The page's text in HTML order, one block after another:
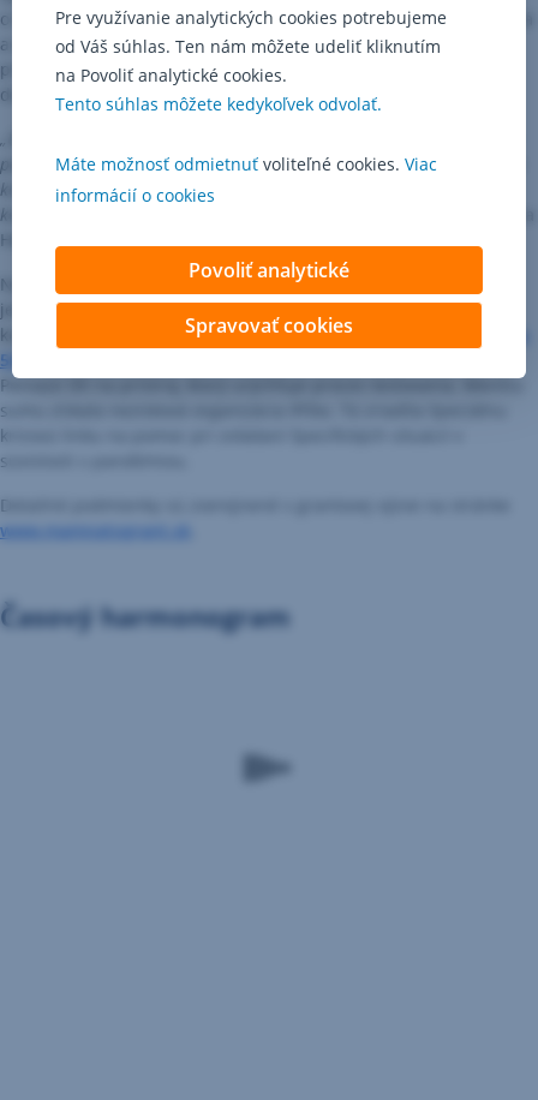
o ňu rovnocenne bojovať neziskové organizácie, ale aj školy, mestá
a obce. Projekt musí obsahovať konkrétne aktivity a inovatívne
prvky. Mal by byť užitočný pre širšiu komunitu, prípadne zapojiť
dobrovoľníkov.
„Úloha komunít je nesmierne dôležitá. Dnes viac, ako inokedy. V čase
pandémie, kedy je sociálny život značne limitovaný, má práve miestna
komunita moc zomknúť sa a pomáhať. Či už poskytnutím sociálneho
kontaktu alebo jednoduchou asistenciou pri nákupe,“
Henterová.
Nadácia najväčšej slovenskej banky ešte v apríli vyčlenila dar
jeden milión eur na pomoc v boji s pandémiou koronavírusu. Po
konzultácii s vtedajším permanentným krízovým štábom
500 tisíc eur Biomedicínskemu centru
Peniaze išli na prístroj, ktorý urýchľuje proces testovania. Menšiu
sumu získala nezisková organizácia IPčko. Tá zriadila špeciálnu
krízovú linku na pomoc pri zvládaní špecifických situácií v
súvislosti s pandémiou.
Detailné podmienky sú zverejnené v grantovej výzve na stránke
www.mamnatogrant.sk
Časový harmonogram
Pre využívanie analytických cookies potrebujeme
od Váš súhlas. Ten nám môžete udeliť kliknutím
na Povoliť analytické cookies.
Tento súhlas môžete kedykoľvek odvolať.
Máte možnosť odmietnuť voliteľné cookies. Viac
informácií o cookies
Povoliť analytické
Spravovať cookies